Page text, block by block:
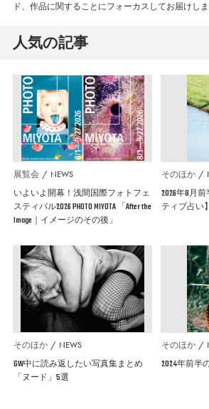
ド、作品に関することにフォーカスしてお届けしま
人気の記事
展覧会 NEWS
いよいよ開幕！浅間国際フォトフェ
スティバル2026 PHOTO MIYOTA 「After the
Image｜イメージのその後」
そのほか
2026年8月
ティブ占い】
そのほか NEWS
GW中に読み返したい写真集まとめ
「ヌード」5選
そのほか
2024年前半